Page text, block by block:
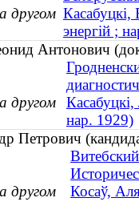
другом Касабуцкі,
энергій ;
Антонович
другом
нар. 1929)
Петрович
другом
Косаў,